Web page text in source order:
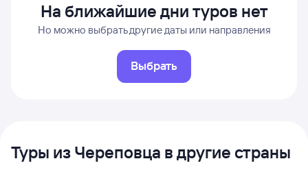
На ближайшие дни туров нет
Но можно выбрать другие даты или направления
Выбрать
Туры из Череповца в другие страны